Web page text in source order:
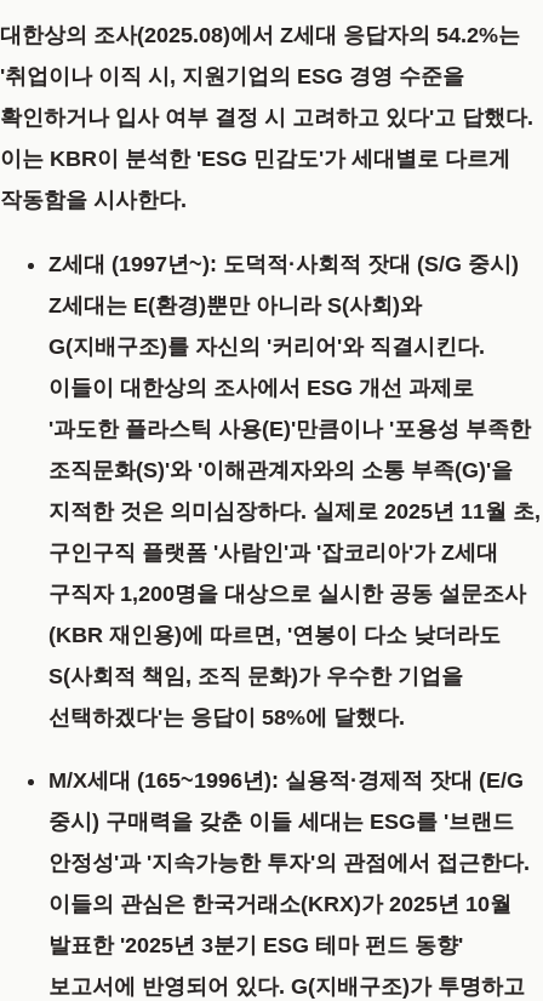
대한상의 조사(2025.08)에서 Z세대 응답자의 54.2%는
'취업이나 이직 시, 지원기업의 ESG 경영 수준을
확인하거나 입사 여부 결정 시 고려하고 있다'고 답했다.
이는 KBR이 분석한 'ESG 민감도'가 세대별로 다르게
작동함을 시사한다.
Z세대 (1997년~): 도덕적·사회적 잣대 (S/G 중시)
Z세대는 E(환경)뿐만 아니라 S(사회)와
G(지배구조)를 자신의 '커리어'와 직결시킨다.
이들이 대한상의 조사에서 ESG 개선 과제로
'과도한 플라스틱 사용(E)'만큼이나 '포용성 부족한
조직문화(S)'와 '이해관계자와의 소통 부족(G)'을
지적한 것은 의미심장하다. 실제로 2025년 11월 초,
구인구직 플랫폼 '사람인'과 '잡코리아'가 Z세대
구직자 1,200명을 대상으로 실시한 공동 설문조사
(KBR 재인용)에 따르면, '연봉이 다소 낮더라도
S(사회적 책임, 조직 문화)가 우수한 기업을
선택하겠다'는 응답이 58%에 달했다.
M/X세대 (165~1996년): 실용적·경제적 잣대 (E/G
중시) 구매력을 갖춘 이들 세대는 ESG를 '브랜드
안정성'과 '지속가능한 투자'의 관점에서 접근한다.
이들의 관심은 한국거래소(KRX)가 2025년 10월
발표한 '2025년 3분기 ESG 테마 펀드 동향'
보고서 에 반영되어 있다. G(지배구조)가 투명하고